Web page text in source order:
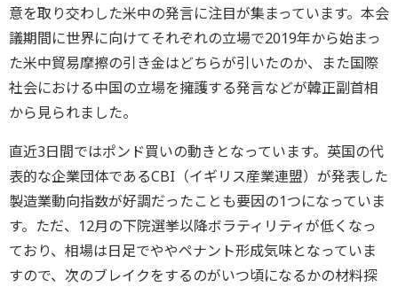
意を取り交わした米中の発言に注目が集まっています。本会
議期間に世界に向けてそれぞれの立場で2019年から始まっ
た米中貿易摩擦の引き金はどちらが引いたのか、また国際
社会における中国の立場を擁護する発言などが韓正副首相
から見られました。
直近3日間ではポンド買いの動きとなっています。英国の代
表的な企業団体であるCBI（イギリス産業連盟）が発表した
製造業動向指数が好調だったことも要因の1つになっていま
す。ただ、12月の下院選挙以降ボラティリティが低くなっ
ており、相場は日足でややペナント形成気味となっていま
すので、次のブレイクをするのがいつ頃になるかの材料探